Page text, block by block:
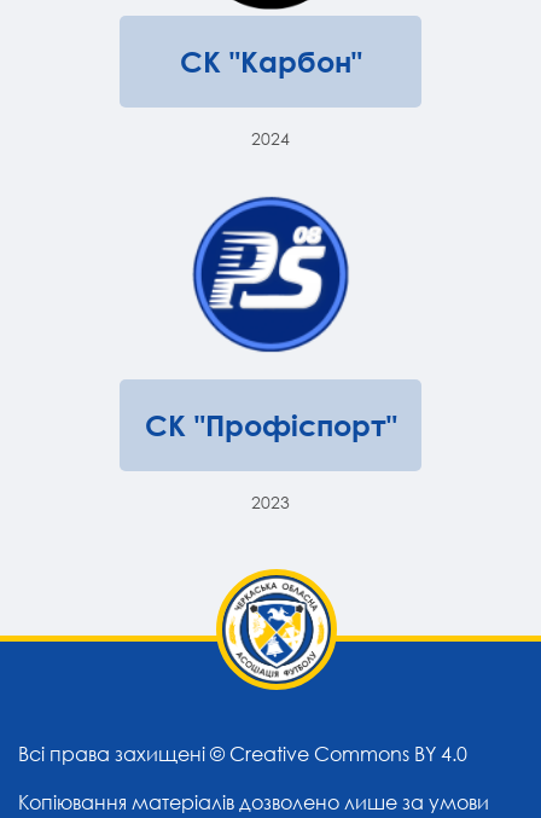
СК "Карбон"
2024
СК "Профіспорт"
2023
Всі права захищені © Creative Commons BY 4.0
Копіювання матеріалів дозволено лише за умови